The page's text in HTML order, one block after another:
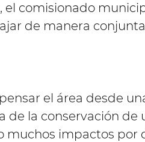
comisionado
de manera
el área desde
de la conservación de
muchos impactos por